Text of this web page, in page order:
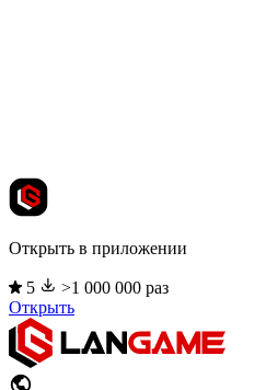
Открыть в приложении
5
>1 000 000 раз
Открыть